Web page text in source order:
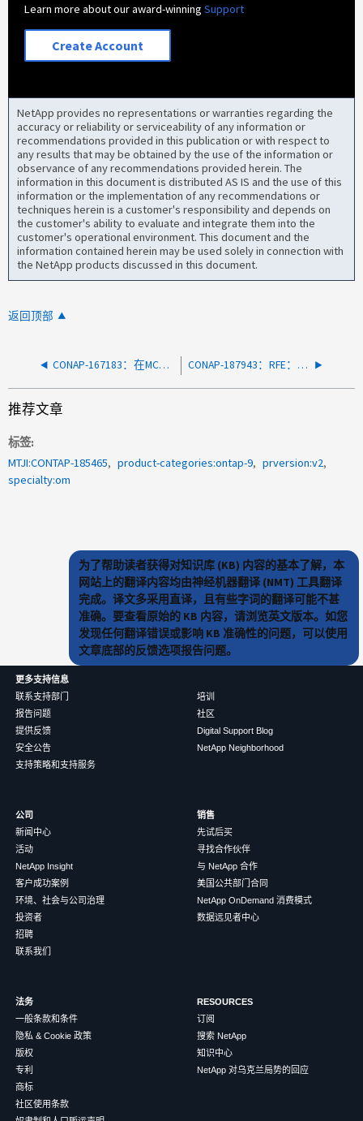
Learn more about our award-winningSupport
Create Account
NetApp provides no representations or warranties regarding the
accuracy or reliability or serviceability of any information or
recommendations provided in this publication or with respect to
any results that may be obtained by the use of the information or
observance of any recommendations provided herein. The
information in this document is distributed AS IS and the use of this
information or the implementation of any recommendations or
techniques herein is a customer's responsibility and depends on
the customer's ability to evaluate and integrate them into the
customer's operational environment. This document and the
information contained herein may be used solely in connection with
the NetApp products discussed in this document.
返回顶部
CONAP-167183：在MCC设置中、使用更多选项创建NVMe命名空间失败 CONAP-187943：RFE：向卷删除对话框添加注释、以提高对所调用容量的逻辑认知度
推荐文章
标签
MTJI:CONTAP-185465
product-categories:ontap-9
prversion:v2
specialty:om
为了帮助读者获得对知识库 (KB) 内容的基本了解，本
网站上的翻译内容均由神经机器翻译 (NMT) 工具翻译
完成。译文多采用直译，且有些字词的翻译可能不甚
准确。要查看原始的 KB 内容，请浏览英文版本。如您
发现任何翻译错误或影响 KB 准确性的问题，可以使用
文章底部的反馈选项报告问题。
更多支持信息
联系支持部门
报告问题
提供反馈
安全公告
支持策略和支持服务
培训
社区
Digital Support Blog
NetApp Neighborhood
公司
新闻中心
活动
NetApp Insight
客户成功案例
环境、社会与公司治理
投资者
招聘
联系我们
销售
先试后买
寻找合作伙伴
与 NetApp 合作
美国公共部门合同
NetApp OnDemand 消费模式
数据远见者中心
法务
一般条款和条件
隐私 & Cookie 政策
版权
专利
商标
社区使用条款
RESOURCES
订阅
搜索 NetApp
知识中心
NetApp 对乌克兰局势的回应